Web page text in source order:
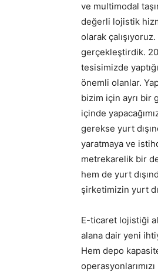
ve multimodal
değerli lojistik
olarak
gerçekleştirdik.
tesisimizde
önemli olanlar.
bizim için ayrı bir
içinde
gerekse yurt
yaratmaya ve
metrekarelik bir
hem de yurt
şirketimizin yurt
E-ticaret lojistiği
alana dair yeni
Hem depo